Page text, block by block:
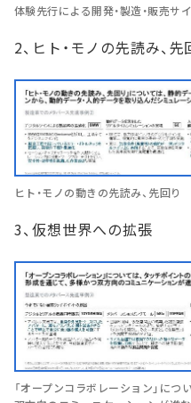
体験先行による開発・製造・販売サ
2、ヒト・モノの先読み、先
ヒト・モノの動きの先読み、先回り
3、仮想世界への拡張
「オープンコラボレーション」につ